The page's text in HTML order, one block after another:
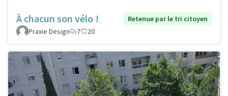
À chacun son vélo !
Retenue par le tri citoyen
Praxie Design
7 20